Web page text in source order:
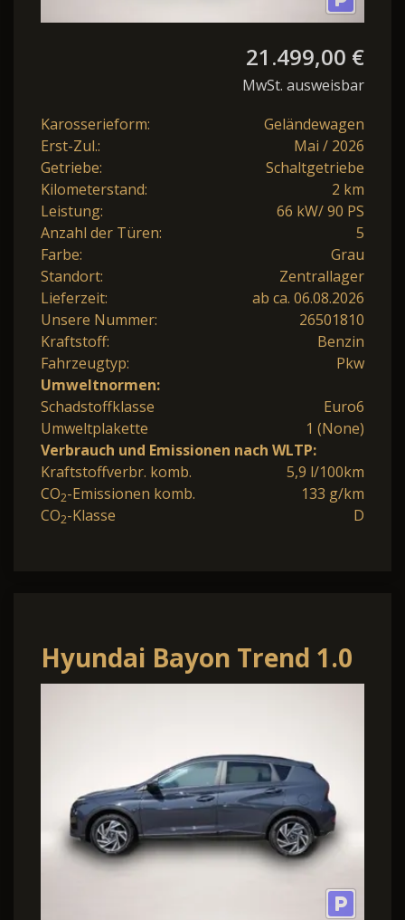
21.499,00 €
MwSt. ausweisbar
Karosserieform:
Geländewagen
Erst-Zul.:
Mai / 2026
Getriebe:
Schaltgetriebe
Kilometerstand:
2 km
Leistung:
66 kW/ 90 PS
Anzahl der Türen:
5
Farbe:
Grau
Standort:
Zentrallager
Lieferzeit:
ab ca. 06.08.2026
Unsere Nummer:
26501810
Kraftstoff:
Benzin
Fahrzeugtyp:
Pkw
Umweltnormen:
Schadstoffklasse
Euro6
Umweltplakette
1 (None)
Verbrauch und Emissionen nach WLTP:
Kraftstoffverbr. komb.
5,9 l/100km
CO2-Emissionen komb.
133 g/km
CO2-Klasse D
Hyundai Bayon Trend 1.0
T-GDI 90PS Automatik